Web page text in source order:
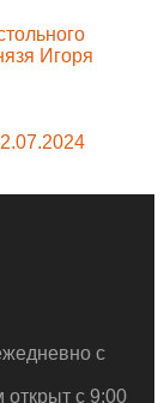
Игоря
с
открыт с 9:00